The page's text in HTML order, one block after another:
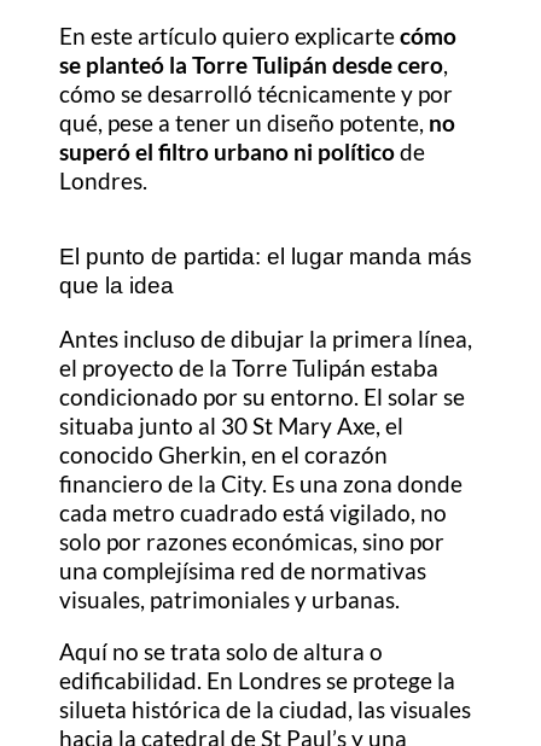
En este artículo quiero explicartecómo
se planteó la Torre Tulipán desde cero,
cómo se desarrolló técnicamente y por
qué, pese a tener un diseño potente, no
superó el filtro urbano ni políticode
Londres.
El punto de partida: el lugar manda más
que la idea
Antes incluso de dibujar la primera línea,
el proyecto de la Torre Tulipán estaba
condicionado por su entorno. El solar se
situaba junto al 30 St Mary Axe, el
conocido Gherkin, en el corazón
financiero de la City. Es una zona donde
cada metro cuadrado está vigilado, no
solo por razones económicas, sino por
una complejísima red de normativas
visuales, patrimoniales y urbanas.
Aquí no se trata solo de altura o
edificabilidad. En Londres se protege la
silueta histórica de la ciudad, las visuales
hacia la catedral de St Paul’s y una